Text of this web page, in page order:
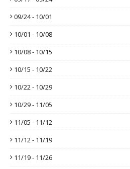
09/24 - 10/01
10/01 - 10/08
10/08 - 10/15
10/15 - 10/22
10/22 - 10/29
10/29 - 11/05
11/05 - 11/12
11/12 - 11/19
11/19 - 11/26